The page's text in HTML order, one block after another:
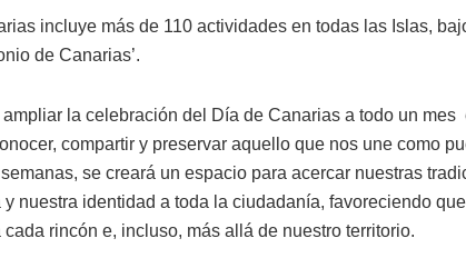
incluye más de 110 actividades en todas las Islas,
de Canarias’.
la celebración del Día de Canarias a todo un mes
compartir y preservar aquello que nos une como
se creará un espacio para acercar nuestras
y nuestra identidad a toda la ciudadanía, favoreciendo
rincón e, incluso, más allá de nuestro territorio.